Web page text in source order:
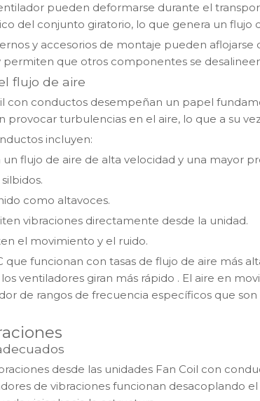
pueden deformarse durante el
del conjunto giratorio, lo que genera un flujo
y accesorios de montaje pueden
que otros componentes se
flujo de aire
con conductos desempeñan un papel
turbulencias en el aire, lo que a su
incluyen:
flujo de aire de alta velocidad y una mayor
como altavoces.
vibraciones directamente desde la unidad.
el movimiento y el ruido.
que funcionan con tasas de flujo de aire más
ventiladores giran más rápido . El aire en
de rangos de frecuencia específicos que
desde las unidades Fan Coil con
de vibraciones funcionan desacoplando